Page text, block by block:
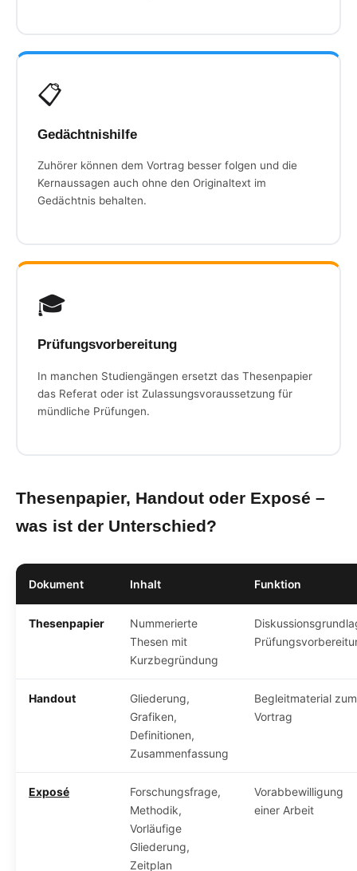
📋
Gedächtnishilfe
Zuhörer können dem Vortrag besser folgen und die
Kernaussagen auch ohne den Originaltext im
Gedächtnis behalten.
🎓
Prüfungsvorbereitung
In manchen Studiengängen ersetzt das Thesenpapier
das Referat oder ist Zulassungsvoraussetzung für
mündliche Prüfungen.
Thesenpapier, Handout oder Exposé –
was ist der Unterschied?
Dokument Inhalt Funktion
Thesenpapier
Nummerierte
Thesen mit
Kurzbegründung
Handout
Gliederung,
Grafiken,
Definitionen,
Zusammenfassung
Begleitmaterial zum
Vortrag
Exposé
Forschungsfrage,
Methodik,
Vorläufige
Gliederung,
Zeitplan
Vorabbewilligung
einer Arbeit